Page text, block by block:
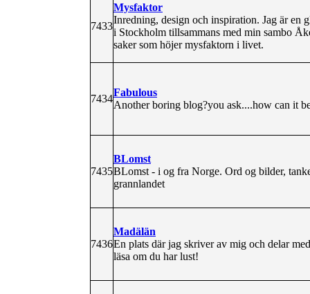
7433
Mysfaktor
Inredning, design och inspiration. Jag är en
i Stockholm tillsammans med min sambo
saker som höjer mysfaktorn i livet.
7434
Fabulous
Another boring blog?you ask....how can it
7435
BLomst
BLomst - i og fra Norge. Ord og bilder,
grannlandet
7436
Madälän
En plats där jag skriver av mig och delar
läsa om du har lust!